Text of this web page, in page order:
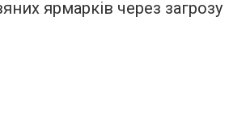
ярмарків через загрозу